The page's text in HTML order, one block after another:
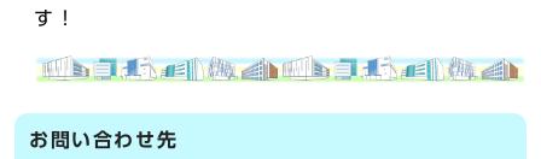
す！
お問い合わせ先